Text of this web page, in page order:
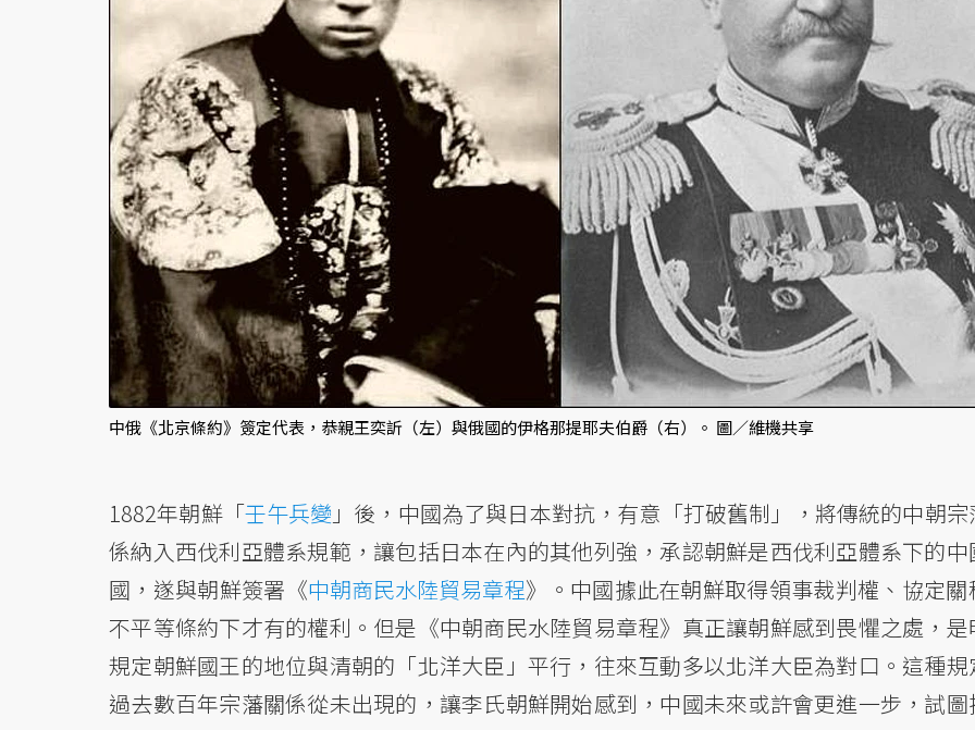
中俄《北京條約》簽定代表，恭親王奕訢（左）與俄國的伊格那提耶夫伯爵（右）。 圖／維機共享
1882年朝鮮「壬午兵變 」後，中國為了與日本對抗，有意「打破舊制」，將傳統的中朝宗
係納入西伐利亞體系規範，讓包括日本在內的其他列強，承認朝鮮是西伐利亞體系下的中
國，遂與朝鮮簽署《中朝商民水陸貿易章程》。中國據此在朝鮮取得領事裁判權、協定關
不平等條約下才有的權利。但是《中朝商民水陸貿易章程》真正讓朝鮮感到畏懼之處，是
規定朝鮮國王的地位與清朝的「北洋大臣」平行，往來互動多以北洋大臣為對口。這種規
過去數百年宗藩關係從未出現的，讓李氏朝鮮開始感到，中國未來或許會更進一步，試圖